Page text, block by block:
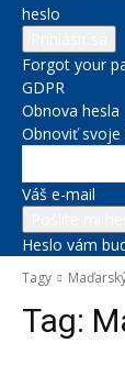
heslo
Forgot your
GDPR
Obnova hesla
Obnoviť svoje
Váš e-mail
Heslo vám
Tagy
Tag: